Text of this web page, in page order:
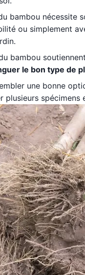
bambou nécessite
ou simplement
bambou
le bon type de
une bonne
plusieurs